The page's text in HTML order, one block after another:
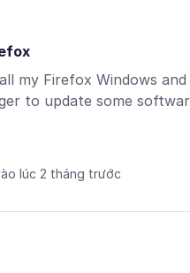
my Firefox Windows
to update some
lúc 2 tháng trước